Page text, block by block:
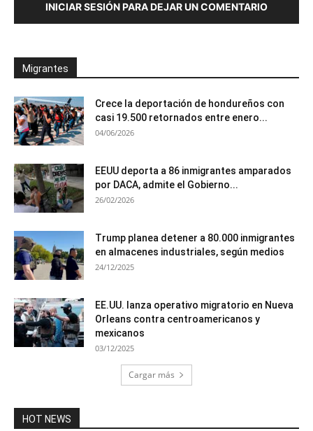
INICIAR SESIÓN PARA DEJAR UN COMENTARIO
Migrantes
Crece la deportación de hondureños con
casi 19.500 retornados entre enero...
04/06/2026
EEUU deporta a 86 inmigrantes amparados
por DACA, admite el Gobierno...
26/02/2026
Trump planea detener a 80.000 inmigrantes
en almacenes industriales, según medios
24/12/2025
EE.UU. lanza operativo migratorio en Nueva
Orleans contra centroamericanos y
mexicanos
03/12/2025
Cargar más
HOT NEWS